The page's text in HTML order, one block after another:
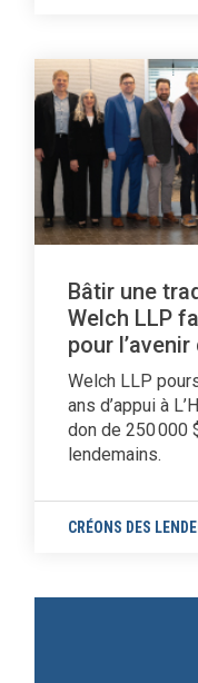
Bâtir une
Welch LLP
pour
Welch LLP
ans d’appui à
don de 250 000
lendemains.
CRÉONS DES